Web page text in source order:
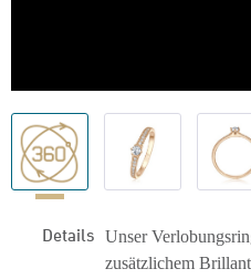
Details Unser
zusätzlichem